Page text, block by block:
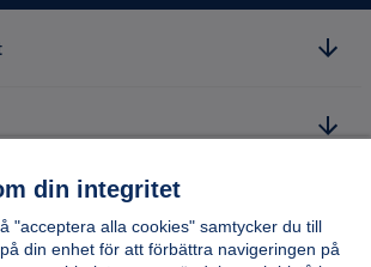
din integritet
"acceptera alla cookies" samtycker du till
din enhet för att förbättra navigeringen på